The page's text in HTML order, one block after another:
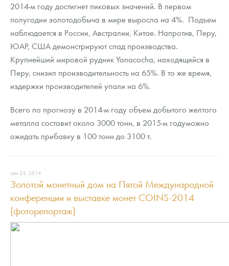
2014-м году достигнет пиковых значений. В первом
полугодии золотодобыча в мире выросла на 4%. Подъем
наблюдается в России, Австралии, Китае. Напротив, Перу,
ЮАР, США демонстрируют спад производства.
Крупнейший мировой рудник Yanacocha, находящийся в
Перу, снизил производительность на 65%. В то же время,
издержки производителей упали на 6%.
Всего по прогнозу в 2014-м году объем добытого желтого
металла составит около 3000 тонн, в 2015-м годуможно
ожидать прибавку в 100 тонн до 3100 т.
сен 23, 2014
Золотой монетный дом на Пятой Международной
конференции и выставке монет COINS-2014
(фоторепортаж)